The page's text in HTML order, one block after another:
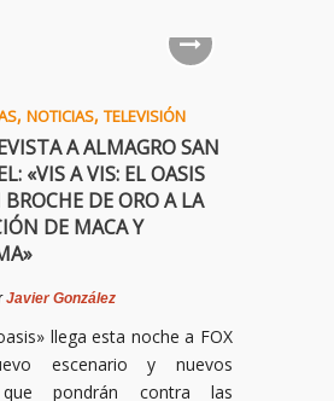
, NOTICIAS, TELEVISIÓN
A ALMAGRO SAN
«VIS A VIS: EL OASIS
BROCHE DE ORO A LA
DE MACA Y
Javier González
llega esta noche a FOX
escenario y nuevos
que pondrán contra las